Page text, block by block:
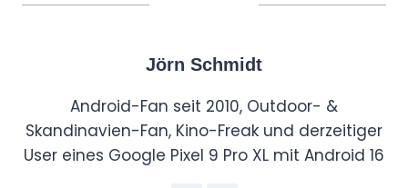
Jörn Schmidt
Android-Fan seit 2010, Outdoor- &
Skandinavien-Fan, Kino-Freak und derzeitiger
User eines Google Pixel 9 Pro XL mit Android 16